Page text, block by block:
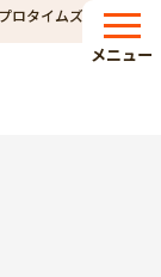
ロタイムズ宮崎北
メニュー